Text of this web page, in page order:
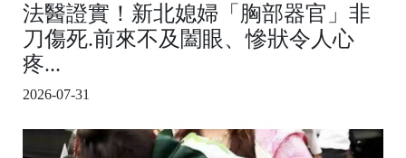
法醫證實！新北媳婦「胸部器官」非
刀傷死.前來不及闔眼、慘狀令人心
疼...
2026-07-31